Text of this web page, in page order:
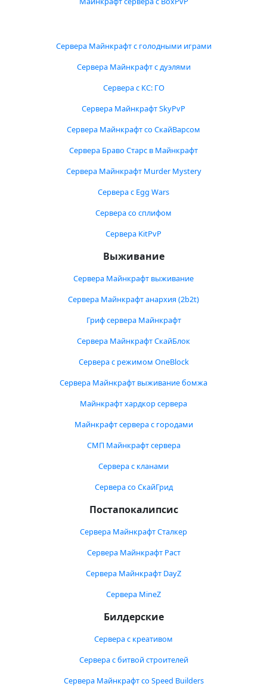
Сервера Майнкрафт с голодными играми
Сервера Майнкрафт с дуэлями
Сервера с КС: ГО
Сервера Майнкрафт SkyPvP
Сервера Майнкрафт со СкайВарсом
Сервера Браво Старс в Майнкрафт
Сервера Майнкрафт Murder Mystery
Сервера с Egg Wars
Сервера со сплифом
Сервера KitPvP
Выживание
Сервера Майнкрафт выживание
Сервера Майнкрафт анархия (2b2t)
Гриф сервера Майнкрафт
Сервера Майнкрафт СкайБлок
Сервера с режимом OneBlock
Сервера Майнкрафт выживание бомжа
Майнкрафт хардкор сервера
Майнкрафт сервера с городами
СМП Майнкрафт сервера
Сервера с кланами
Сервера со СкайГрид
Постапокалипсис
Сервера Майнкрафт Сталкер
Сервера Майнкрафт Раст
Сервера Майнкрафт DayZ
Сервера MineZ
Билдерские
Сервера с креативом
Сервера с битвой строителей
Сервера Майнкрафт со Speed Builders